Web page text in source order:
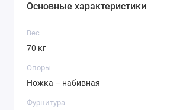
Основные характеристики
Вес
70 кг
Опоры
Ножка – набивная
Фурнитура